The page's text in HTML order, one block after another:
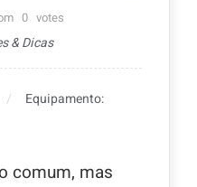
0 votes
& Dicas
Equipamento:
comum, mas